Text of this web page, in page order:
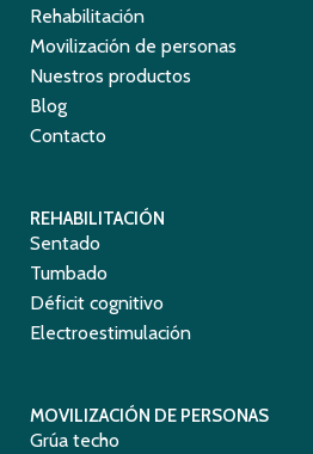
Rehabilitación
Movilización de personas
Nuestros productos
Blog
Contacto
REHABILITACIÓN
Sentado
Tumbado
Déficit cognitivo
Electroestimulación
MOVILIZACIÓN DE PERSONAS
Grúa techo